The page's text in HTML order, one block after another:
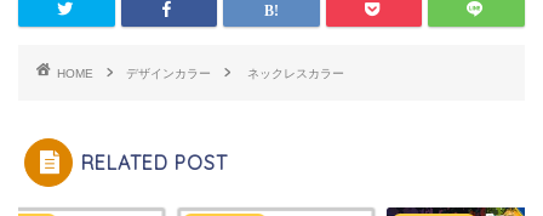
HOME デザインカラー ネックレスカラー
RELATED POST
ボタニカルシャンプー
スキャルプシャンプー
リンストリートメント